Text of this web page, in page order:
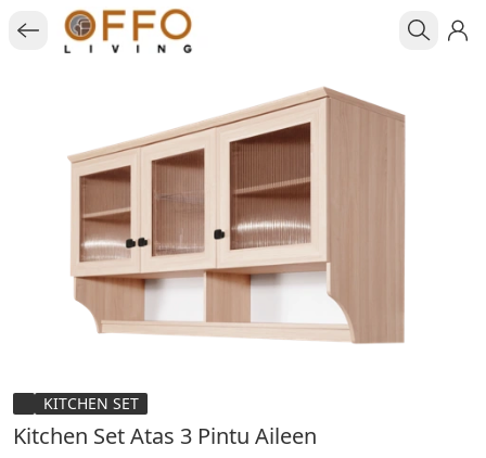
KITCHEN SET
Kitchen Set Atas 3 Pintu Aileen